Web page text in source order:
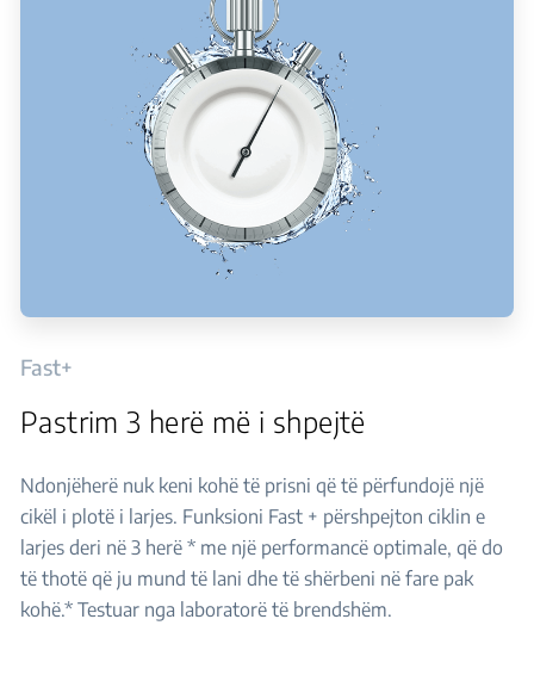
Fast+
Pastrim 3 herë më i shpejtë
Ndonjëherë nuk keni kohë të prisni që të përfundojë një
cikël i plotë i larjes. Funksioni Fast + përshpejton ciklin e
larjes deri në 3 herë * me një performancë optimale, që do
të thotë që ju mund të lani dhe të shërbeni në fare pak
kohë.* Testuar nga laboratorë të brendshëm.